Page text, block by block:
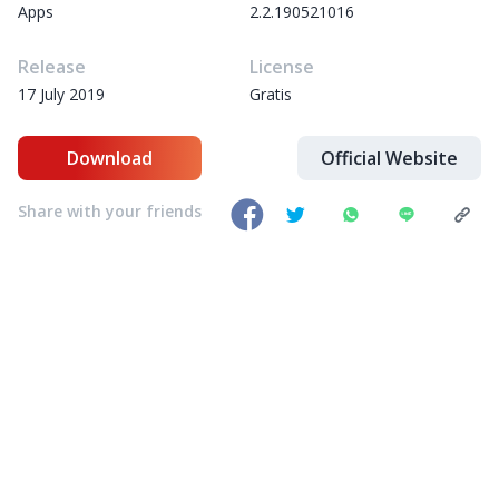
Apps 2.2.190521016
Release
17 July 2019
License
Gratis
Download Official Website
Share with your friends